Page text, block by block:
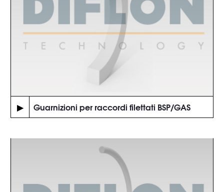
▶ Guarnizioni per raccordi filettati BSP/GAS